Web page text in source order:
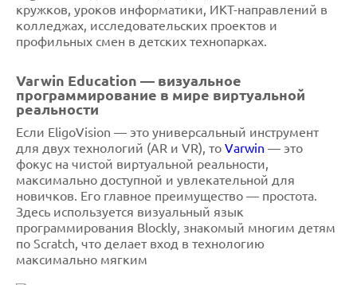
кружков, уроков информатики, ИКТ-направлений в
колледжах, исследовательских проектов и
профильных смен в детских технопарках.
Varwin Education — визуальное
программирование в мире виртуальной
реальности
Если EligoVision — это универсальный инструмент
для двух технологий (AR и VR), то Varwin — это
фокус на чистой виртуальной реальности,
максимально доступной и увлекательной для
новичков. Его главное преимущество — простота.
Здесь используется визуальный язык
программирования Blockly, знакомый многим детям
по Scratch, что делает вход в технологию
максимально мягким